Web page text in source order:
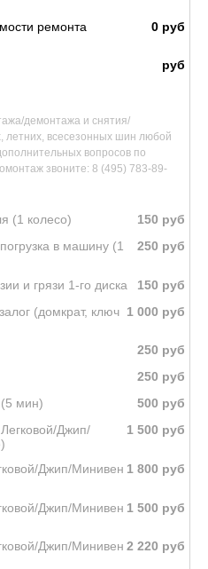
ремонт
ремонта
демонтажа и снятия/
летних, всесезонных шин любой
вопросов по
звоните: 8 (495) 783-89-
(1 колесо)
в машину (1
и грязи 1‑го диска
(домкрат, ключ
мин)
Джип/
Джип/Минивен
Джип/Минивен
Джип/Минивен